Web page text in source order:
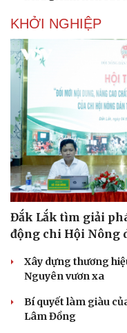
KHỞI NGHIỆP
Đắk Lắk tìm giải
động chi Hội Nông
Xây dựng thương
Nguyên vươn xa
Bí quyết làm giàu
Lâm Đồng